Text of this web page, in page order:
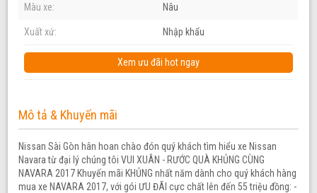
Màu xe: Nâu
Xuất xứ: Nhập khẩu
Xem ưu đãi hot ngay
Mô tả & Khuyến mãi
Nissan Sài Gòn hân hoan chào đón quý khách tìm hiểu xe Nissan
Navara từ đại lý chúng tôi VUI XUÂN - RƯỚC QUÀ KHỦNG CÙNG
NAVARA 2017 Khuyến mãi KHỦNG nhất năm dành cho quý khách hàng
mua xe NAVARA 2017, với gói ƯU ĐÃI cực chất lên đến 55 triệu đồng: -